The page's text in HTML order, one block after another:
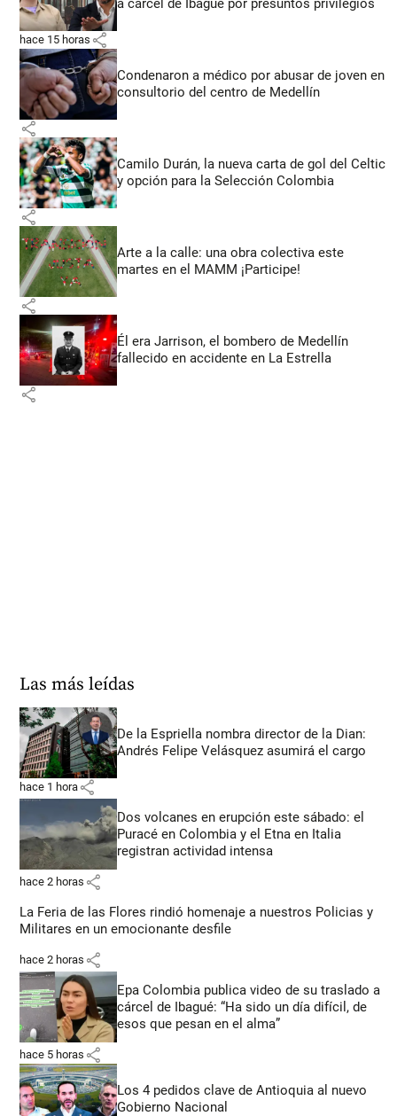
a cárcel de Ibagué por presuntos privilegios
hace 15 horas share
Condenaron a médico por abusar de joven en
consultorio del centro de Medellín
share
Camilo Durán, la nueva carta de gol del Celtic
y opción para la Selección Colombia
share
Arte a la calle: una obra colectiva este
martes en el MAMM ¡Participe!
share
Él era Jarrison, el bombero de Medellín
fallecido en accidente en La Estrella
share
Las más leídas
De la Espriella nombra director de la Dian:
Andrés Felipe Velásquez asumirá el cargo
hace 1 hora share
Dos volcanes en erupción este sábado: el
Puracé en Colombia y el Etna en Italia
registran actividad intensa
hace 2 horas share
La Feria de las Flores rindió homenaje a nuestros Policias y
Militares en un emocionante desfile
hace 2 horas share
Epa Colombia publica video de su traslado a
cárcel de Ibagué: “Ha sido un día difícil, de
esos que pesan en el alma”
hace 5 horas share
Los 4 pedidos clave de Antioquia al nuevo
Gobierno Nacional